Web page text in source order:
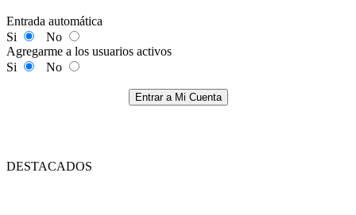
Entrada automática
Si
No
Agregarme a los usuarios activos
Si
No
Entrar a Mi Cuenta
DESTACADOS